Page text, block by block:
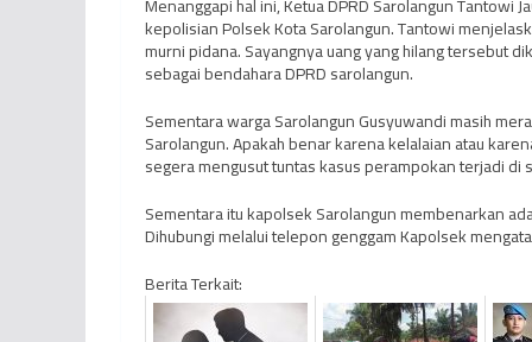
Menanggapi hal ini, Ketua DPRD Sarolangun Tantowi
kepolisian Polsek Kota Sarolangun. Tantowi
murni pidana. Sayangnya uang yang hilang tersebut
sebagai bendahara DPRD sarolangun.
Sementara warga Sarolangun Gusyuwandi masih
Sarolangun. Apakah benar karena kelalaian atau
segera mengusut tuntas kasus perampokan terjadi di
Sementara itu kapolsek Sarolangun membenarkan
Dihubungi melalui telepon genggam Kapolsek
Berita Terkait: